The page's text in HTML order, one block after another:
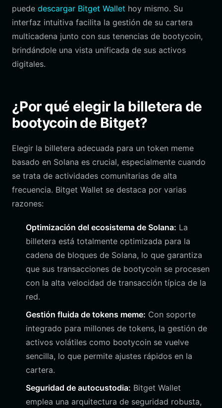
puede descargar Bitget Wallet hoy mismo. Su
interfaz intuitiva facilita la gestión de su cartera
multicadena junto con sus tenencias de bootycoin,
brindándole una vista unificada de sus activos
digitales.
¿Por qué elegir la billetera de
bootycoin de Bitget?
Elegir la billetera adecuada para un token meme
basado en Solana es crucial, especialmente cuando
se trata de actividades comunitarias de alta
frecuencia. Bitget Wallet se destaca por varias
razones:
Optimización del ecosistema de Solana: La
billetera está totalmente optimizada para la
cadena de bloques de Solana, lo que garantiza
que sus transacciones de bootycoin se procesen
con la alta velocidad de transacción típica de la
red.
Gestión fluida de tokens meme: Con soporte
integrado para millones de tokens, la gestión de
activos volátiles como bootycoin se vuelve
sencilla, lo que permite ajustes rápidos en la
cartera.
Seguridad de autocustodia: Bitget Wallet
emplea una arquitectura de seguridad robusta,